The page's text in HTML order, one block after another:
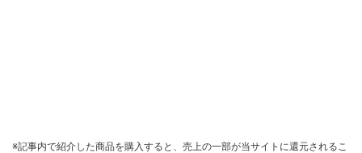
※記事内で紹介した商品を購入すると、売上の一部が当サイトに還元されるこ